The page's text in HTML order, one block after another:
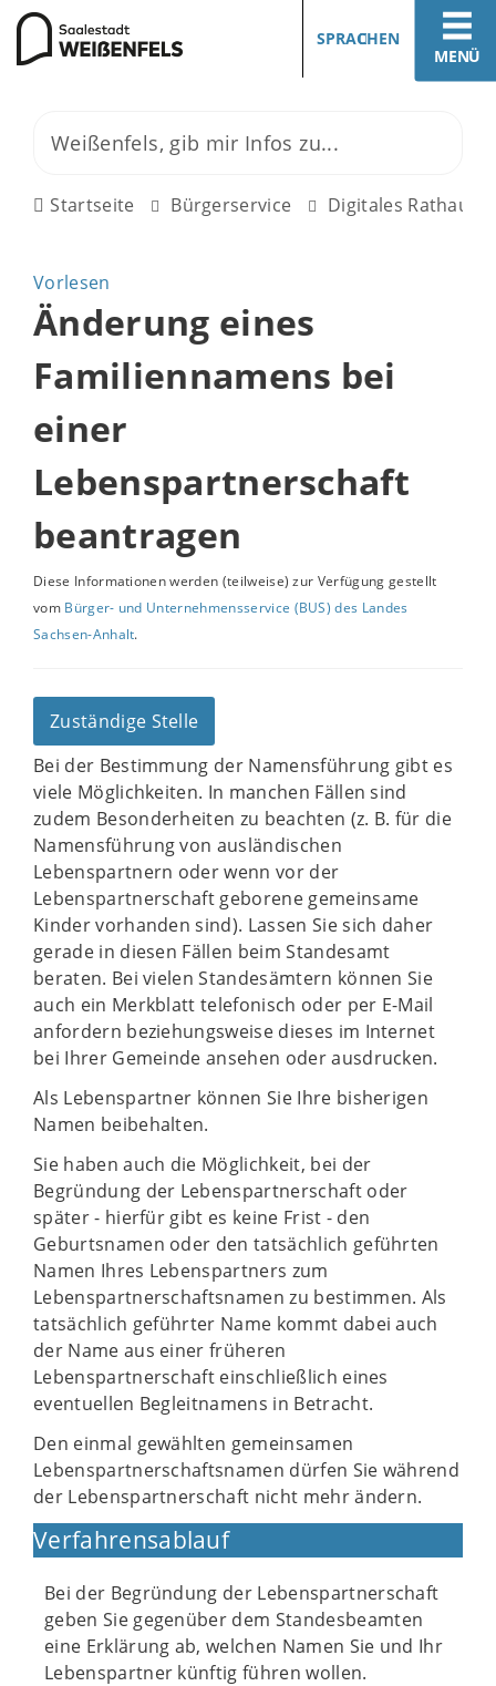
MENÜ
SPRACHEN
Startseite Bürgerservice Digitales Rathaus
Vorlesen
Änderung eines
Familiennamens bei
einer
Lebenspartnerschaft
beantragen
Diese Informationen werden (teilweise) zur Verfügung gestellt
vom Bürger- und Unternehmensservice (BUS) des Landes
Sachsen-Anhalt.
Zuständige Stelle
Bei der Bestimmung der Namensführung gibt es
viele Möglichkeiten. In manchen Fällen sind
zudem Besonderheiten zu beachten (z. B. für die
Namensführung von ausländischen
Lebenspartnern oder wenn vor der
Lebenspartnerschaft geborene gemeinsame
Kinder vorhanden sind). Lassen Sie sich daher
gerade in diesen Fällen beim Standesamt
beraten. Bei vielen Standesämtern können Sie
auch ein Merkblatt telefonisch oder per E-Mail
anfordern beziehungsweise dieses im Internet
bei Ihrer Gemeinde ansehen oder ausdrucken.
Als Lebenspartner können Sie Ihre bisherigen
Namen beibehalten.
Sie haben auch die Möglichkeit, bei der
Begründung der Lebenspartnerschaft oder
später - hierfür gibt es keine Frist - den
Geburtsnamen oder den tatsächlich geführten
Namen Ihres Lebenspartners zum
Lebenspartnerschaftsnamen zu bestimmen. Als
tatsächlich geführter Name kommt dabei auch
der Name aus einer früheren
Lebenspartnerschaft einschließlich eines
eventuellen Begleitnamens in Betracht.
Den einmal gewählten gemeinsamen
Lebenspartnerschaftsnamen dürfen Sie während
der Lebenspartnerschaft nicht mehr ändern.
Verfahrensablauf
Bei der Begründung der Lebenspartnerschaft
geben Sie gegenüber dem Standesbeamten
eine Erklärung ab, welchen Namen Sie und Ihr
Lebenspartner künftig führen wollen.